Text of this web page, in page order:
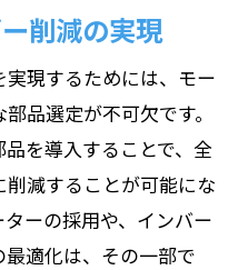
削減の実現
現するためには、モー
品選定が不可欠です。
を導入することで、全
減することが可能にな
ーの採用や、インバー
適化は、その一部で